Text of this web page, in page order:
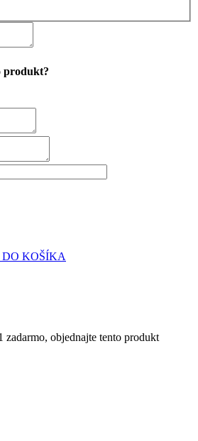
produkt?
DO KOŠÍKA
objednajte tento produkt